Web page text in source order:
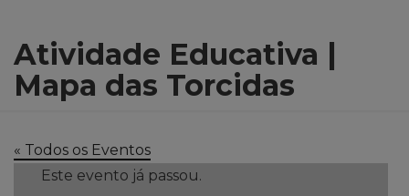
Atividade Educativa |
Mapa das Torcidas
« Todos os Eventos
Este evento já passou.